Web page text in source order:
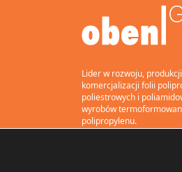
Lider w rozwoju,
komercjalizacji folii
poliestrowych i
wyrobów
polipropylenu.